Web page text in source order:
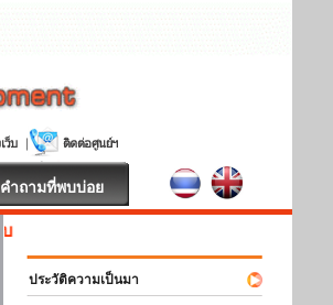
คำถามที่พบบ่อย
ประวัติความเป็นมา